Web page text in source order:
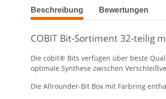
weitere Registerkarten anzeigen
Beschreibung Bewertungen
COBIT Bit-Sortiment 32-teilig
Die cobit® Bits verfügen über beste
optimale Synthese zwischen
Die Allrounder-Bit Box mit Farbring